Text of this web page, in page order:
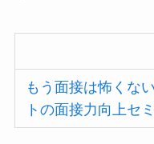
もう面接は怖くな
トの面接力向上セ